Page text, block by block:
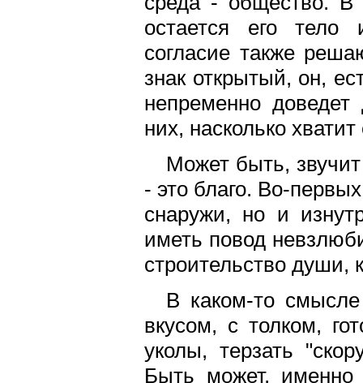
остается его
согласие также
знак открытый, он,
непременно
них, насколько
Может быть,
- это благо. Во-
снаружи, но и
иметь повод
строительство души,
В каком-то
вкусом, с толком,
уколы, терзать
Быть может, именно